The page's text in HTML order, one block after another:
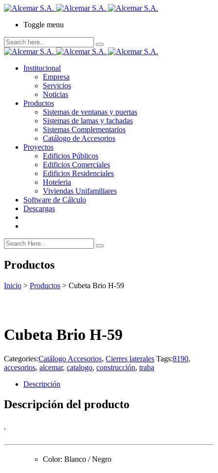
Toggle menu
Institucional
Empresa
Servicios
Noticias
Productos
Sistemas de ventanas y puertas
Sistemas de lamas y fachadas
Sistemas Complementarios
Catálogo de Accesorios
Proyectos
Edificios Públicos
Edificios Comerciales
Edificios Residenciales
Hoteleria
Viviendas Unifamiliares
Software de Cálculo
Descargas
Productos
Inicio > Productos > Cubeta Brio H-59
Cubeta Brio H-59
Categories:Catálogo Accesorios, Cierres laterales Tags:8190,
accesorios, alcemar, catalogo, construcción, traba
Descripción
Descripción del producto
.
Color: Blanco / Negro